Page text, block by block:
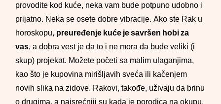
provodite kod kuće, neka vam bude potpuno udobno i
prijatno. Neka se osete dobre vibracije. Ako ste Rak u
horoskopu, preuređenje kuće je savršen hobi za
vas, a dobra vest je da to i ne mora da bude veliki (i
skup) projekat. Možete početi sa malim ulaganjima,
kao što je kupovina mirišljavih sveća ili kačenjem
novih slika na zidove. Rakovi, takođe, uživaju da brinu
o drugima, a najsrećniji su kada je porodica na okupu,